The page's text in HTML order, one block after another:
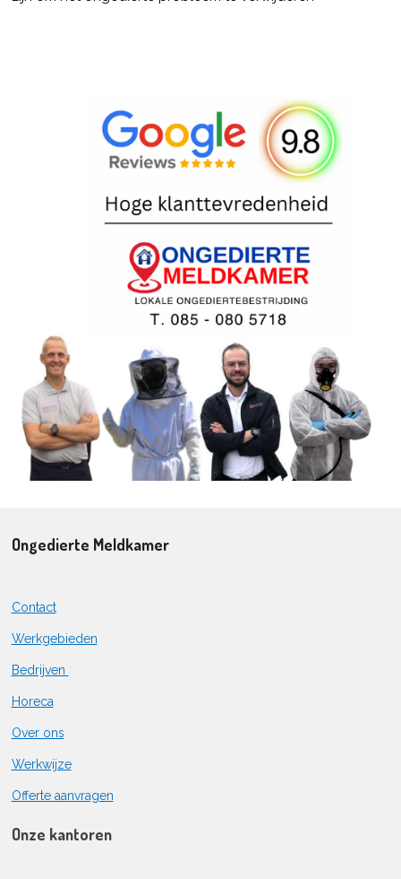
Ongedierte Meldkamer
Contact
Werkgebieden
Bedrijven
Horeca
Over ons
Werkwijze
Offerte aanvragen
Onze kantoren